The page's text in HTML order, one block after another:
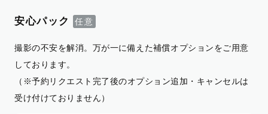
安心パック
撮影の不安を解消。万が一に備えた補償オプションをご用意
しております。
（※予約リクエスト完了後のオプション追加・キャンセルは
受け付けておりません）